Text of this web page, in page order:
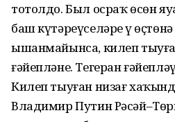
тотолдо. Был осраҡ өсөн
баш күтәреүселәре үҙ
ышанмайынса, килеп
ғәйепләне. Тегеран
Килеп тыуған низағ
Владимир Путин